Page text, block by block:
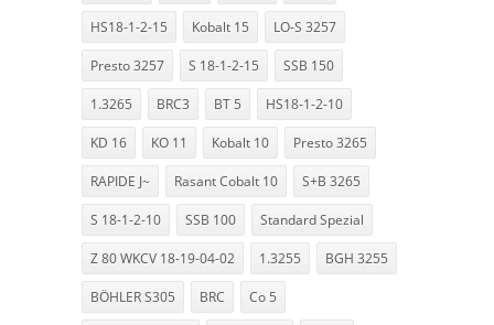
HS18-1-2-15 Kobalt 15 LO-S 3257
Presto 3257 S 18-1-2-15 SSB 150
1.3265 BRC3 BT 5 HS18-1-2-10
KD 16 KO 11 Kobalt 10 Presto 3265
RAPIDE J~ Rasant Cobalt 10 S+B 3265
S 18-1-2-10 SSB 100 Standard Spezial
Z 80 WKCV 18-19-04-02 1.3255 BGH 3255
BÖHLER S305 BRC Co 5